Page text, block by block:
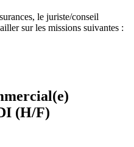
le juriste/conseil
sur les missions suivantes :
(H/F)